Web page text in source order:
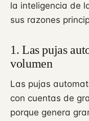
la inteligencia de
sus razones
1. Las pujas
volumen
Las pujas
con cuentas de
porque genera